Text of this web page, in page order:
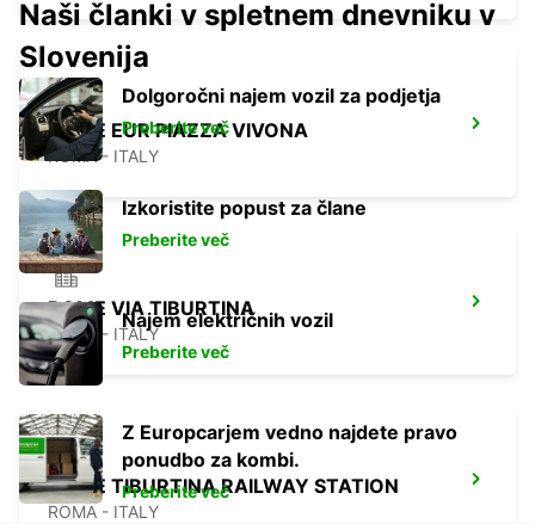
ROME EUR PIAZZA VIVONA
ROMA - ITALY
ROME VIA TIBURTINA
ROMA - ITALY
ROME TIBURTINA RAILWAY STATION
ROMA - ITALY
Naši članki v spletnem dnevniku v
Slovenija
Dolgoročni najem vozil za podjetja
Preberite več
Izkoristite popust za člane
Preberite več
Najem električnih vozil
Preberite več
Z Europcarjem vedno najdete pravo
ponudbo za kombi.
Preberite več